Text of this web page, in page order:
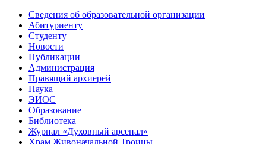
Сведения об образовательной организации
Абитуриенту
Студенту
Новости
Публикации
Администрация
Правящий архиерей
Наука
ЭИОС
Образование
Библиотека
Журнал «Духовный арсенал»
Храм Живоначальной Троицы